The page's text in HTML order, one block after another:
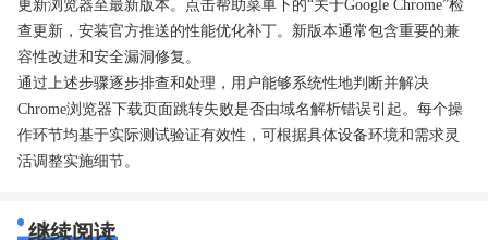
更新浏览器至最新版本。点击帮助菜单下的“关于Google Chrome”检
查更新，安装官方推送的性能优化补丁。新版本通常包含重要的兼
容性改进和安全漏洞修复。
通过上述步骤逐步排查和处理，用户能够系统性地判断并解决
Chrome浏览器下载页面跳转失败是否由域名解析错误引起。每个操
作环节均基于实际测试验证有效性，可根据具体设备环境和需求灵
活调整实施细节。
继续阅读